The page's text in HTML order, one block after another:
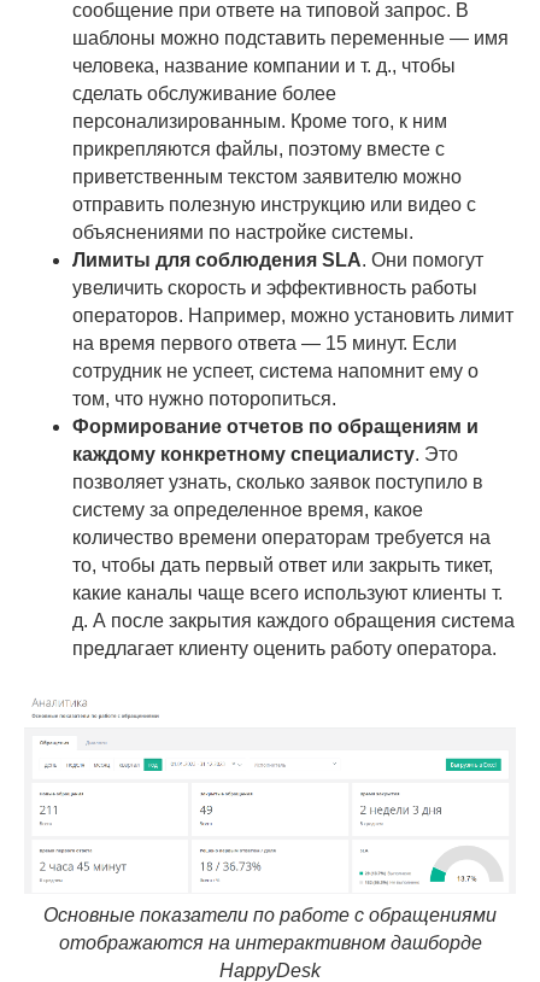
сообщение при ответе на типовой запрос. В
шаблоны можно подставить переменные — имя
человека, название компании и т. д., чтобы
сделать обслуживание более
персонализированным. Кроме того, к ним
прикрепляются файлы, поэтому вместе с
приветственным текстом заявителю можно
отправить полезную инструкцию или видео с
объяснениями по настройке системы.
Лимиты для соблюдения SLA. Они помогут
увеличить скорость и эффективность работы
операторов. Например, можно установить лимит
на время первого ответа — 15 минут. Если
сотрудник не успеет, система напомнит ему о
том, что нужно поторопиться.
Формирование отчетов по обращениям и
каждому конкретному специалисту. Это
позволяет узнать, сколько заявок поступило в
систему за определенное время, какое
количество времени операторам требуется на
то, чтобы дать первый ответ или закрыть тикет,
какие каналы чаще всего используют клиенты т.
д. А после закрытия каждого обращения система
предлагает клиенту оценить работу оператора.
Основные показатели по работе с обращениями
отображаются на интерактивном дашборде
HappyDesk